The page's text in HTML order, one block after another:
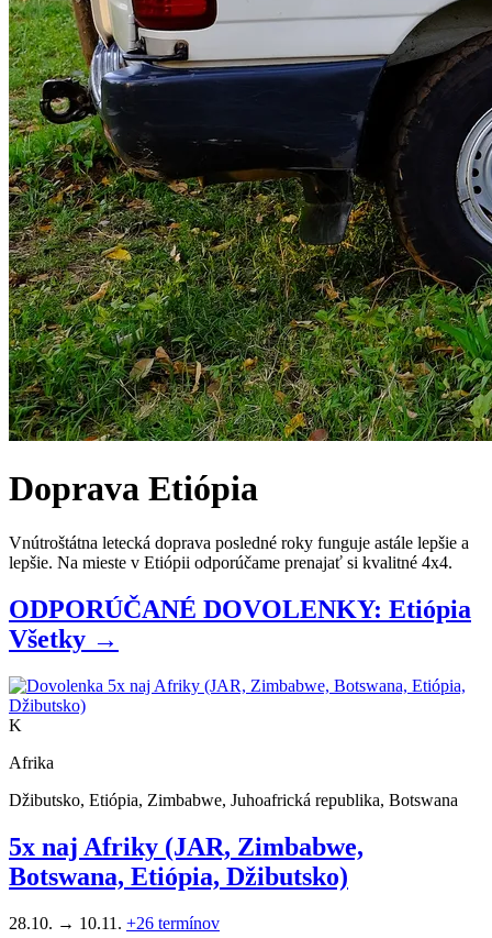
Doprava Etiópia
Vnútroštátna letecká doprava posledné roky funguje astále lepšie a
lepšie. Na mieste v Etiópii odporúčame prenajať si kvalitné 4x4.
ODPORÚČANÉ DOVOLENKY: Etiópia
Všetky →
K
Afrika
Džibutsko, Etiópia, Zimbabwe, Juhoafrická republika, Botswana
5x naj Afriky (JAR, Zimbabwe,
Botswana, Etiópia, Džibutsko)
28.10. → 10.11. +26 termínov